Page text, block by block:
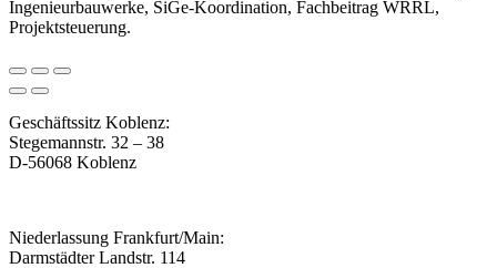
Ingenieurbauwerke, SiGe-Koordination, Fachbeitrag WRRL,
Projektsteuerung.
Geschäftssitz Koblenz:
Stegemannstr. 32 – 38
D-56068 Koblenz
Niederlassung Frankfurt/Main:
Darmstädter Landstr. 114